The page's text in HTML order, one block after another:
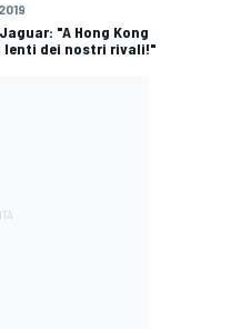
"A Hong Kong
lenti dei nostri rivali!"